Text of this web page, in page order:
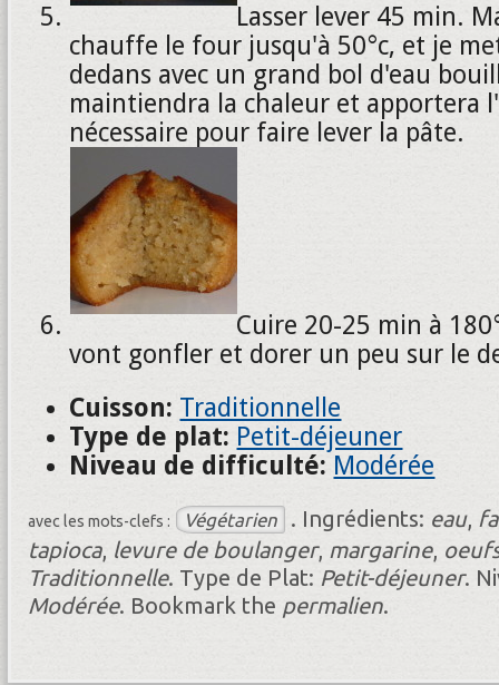
Lasser lever 45 min.
chauffe le four jusqu'à 50°c, et je
dedans avec un grand bol d'eau
maintiendra la chaleur et apportera
nécessaire pour faire lever la pâte.
Cuire 20-25 min à
vont gonfler et dorer un peu sur le
Cuisson: Traditionnelle
Type de plat: Petit-déjeuner
Niveau de difficulté: Modérée
avec les mots-clefs : Végétarien . Ingrédients: eau,
tapioca, levure de boulanger, margarine,
Traditionnelle. Type de Plat: Petit-déjeuner.
Modérée. Bookmark the permalien.